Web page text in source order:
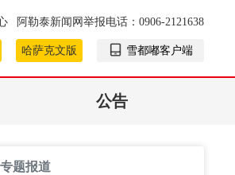
阿勒泰新闻网举报电话：0906-2121638
哈萨克文版 雪都嘟客户端
公告
专题报道